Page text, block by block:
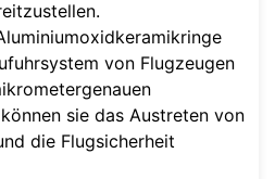
von Flugzeugen
sie das Austreten von
die Flugsicherheit